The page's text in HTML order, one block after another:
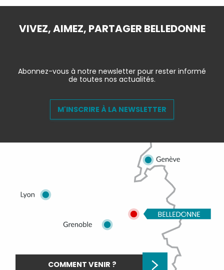
VIVEZ, AIMEZ, PARTAGER BELLEDONNE
Abonnez-vous à notre newsletter pour rester informé
de toutes nos actualités.
M'INSCRIRE À LA NEWSLETTER
COMMENT VENIR ?